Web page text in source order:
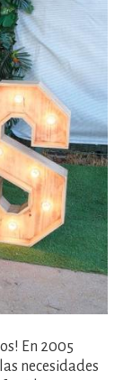
En 2005
necesidades